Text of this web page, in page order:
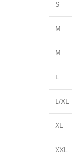
S
M
M
L
L/XL
XL
XXL